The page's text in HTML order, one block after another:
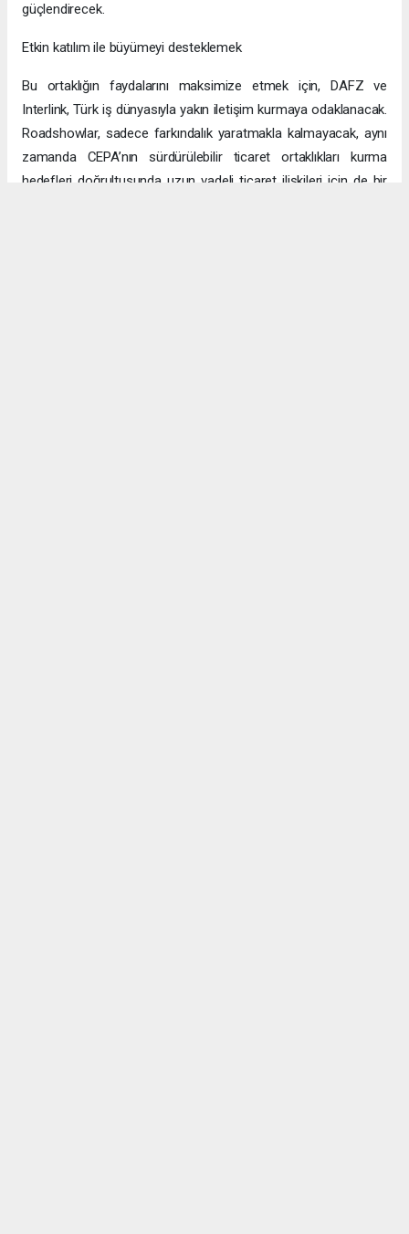
güçlendirecek.
Etkin katılım ile büyümeyi desteklemek
Bu ortaklığın faydalarını maksimize etmek için, DAFZ ve
Interlink, Türk iş dünyasıyla yakın iletişim kurmaya odaklanacak.
Roadshowlar, sadece farkındalık yaratmakla kalmayacak, aynı
zamanda CEPA’nın sürdürülebilir ticaret ortaklıkları kurma
hedefleri doğrultusunda uzun vadeli ticaret ilişkileri için de bir